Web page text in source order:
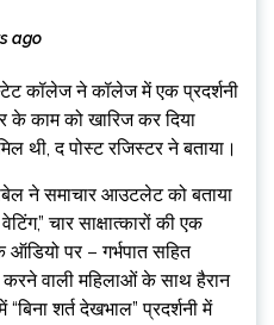
ago
कॉलेज ने कॉलेज में एक प्रदर्शनी
के काम को खारिज कर दिया
थी, द पोस्ट रजिस्टर ने बताया।
ने समाचार आउटलेट को बताया
चार साक्षात्कारों की एक
पर – गर्भपात सहित
वाली महिलाओं के साथ हैरान
शर्त देखभाल” प्रदर्शनी में